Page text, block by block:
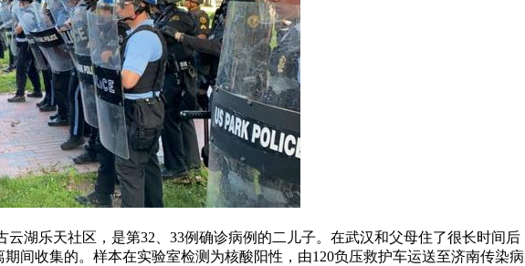
云湖乐天社区，是第32、33例确诊病例的二儿子。在武汉和父母住了很长时间
间收集的。样本在实验室检测为核酸阳性，由120负压救护车运送至济南传染